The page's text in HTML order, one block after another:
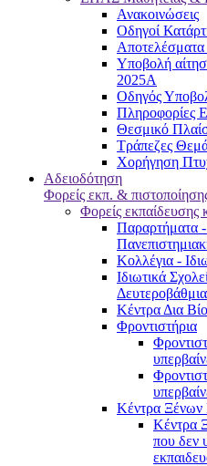
Ανακοινώσεις
Oδηγοί
Υποβολή
2025Α
Οδηγός
Πληροφορίες
Θεσμικό
Τράπεζες
Χορήγηση
Αδειοδότηση
Φορείς εκπ. &
Φορείς εκπαίδευσης
Παραρτήματα
Κολλέγια -
Ιδιωτικά
Κέντρα Δια
Φροντιστήρια
Κέντρα
Kέντρα
που δεν